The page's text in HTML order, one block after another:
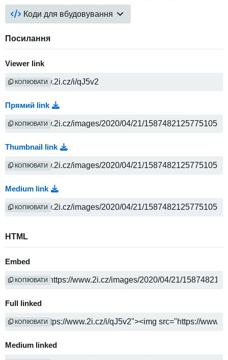
Коди для вбудовування
Посилання
Viewer link
КОПІЮВАТИ
Прямий link
КОПІЮВАТИ
Thumbnail link
КОПІЮВАТИ
Medium link
КОПІЮВАТИ
HTML
Embed
КОПІЮВАТИ
Full linked
КОПІЮВАТИ
Medium linked